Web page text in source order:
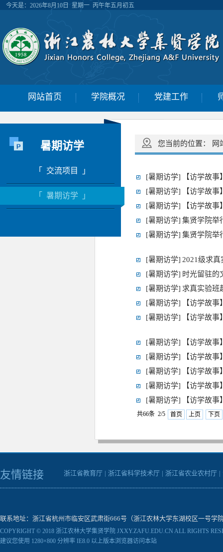
今天是： 2026年8月10日 星期一 丙午年五月初五
网站首页 学院概况 党建工作
暑期访学
「 交流项目 」
「 暑期访学 」
您当前的位置： 网
[暑期访学]
【访学故
[暑期访学]
【访学故
[暑期访学]
【访学故
[暑期访学] 集贤学院举
[暑期访学] 集贤学院举
[暑期访学] 2021级求
[暑期访学] 时光留驻
[暑期访学] 求真实验班
[暑期访学]
【访学故
[暑期访学]
【访学故
[暑期访学]
【访学故
[暑期访学]
【访学故
[暑期访学]
【访学故
[暑期访学]
【访学故
[暑期访学]
【访学故
共66条 2/5 首页 上页 下页
友情链接 浙江省教育厅 | 浙江省科学技术厅 | 浙江省农业农村厅 |
联系地址：浙江省杭州市临安区武肃街666号（浙江农林大学东湖校区一号学
COPYRIGHT © 2018 浙江农林大学集贤学院 JXXY.ZAFU.EDU.CN ALL RIGHTS
建议您使用 1280×800 分辨率 IE8.0 以上版本浏览器访问本站